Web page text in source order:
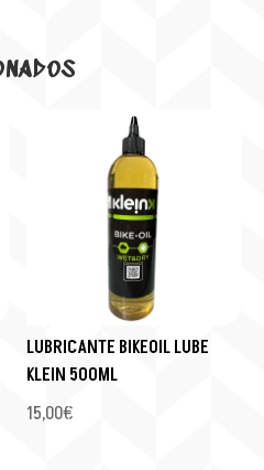
LUBRICANTE BIKEOIL LUBE
KLEIN 500ML
15,00€